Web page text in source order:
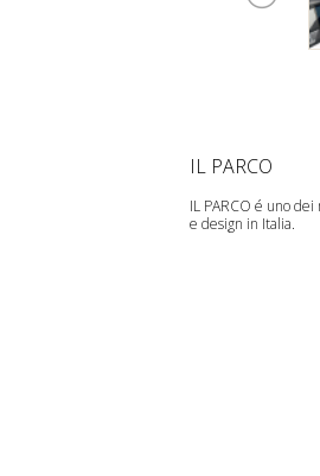
IL PARCO
IL PARCO é uno
e design in Italia.